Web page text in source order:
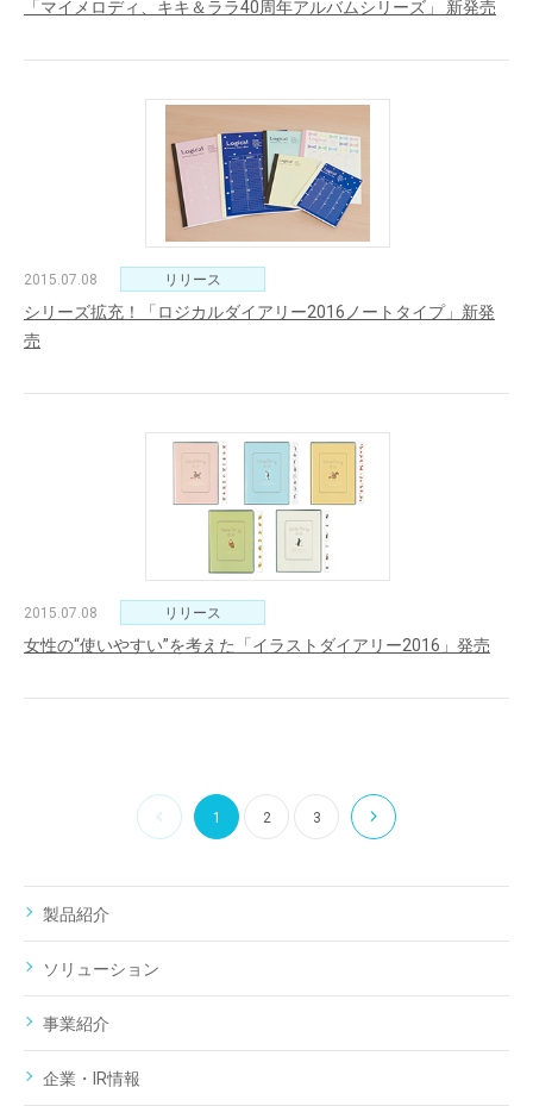
「マイメロディ、キキ＆ララ40周年アルバムシリーズ」 新発売
2015.07.08 リリース
シリーズ拡充！「ロジカルダイアリー2016ノートタイプ」新発
売
2015.07.08 リリース
女性の“使いやすい”を考えた「イラストダイアリー2016」発売
1 2 3
製品紹介
ソリューション
事業紹介
企業・IR情報